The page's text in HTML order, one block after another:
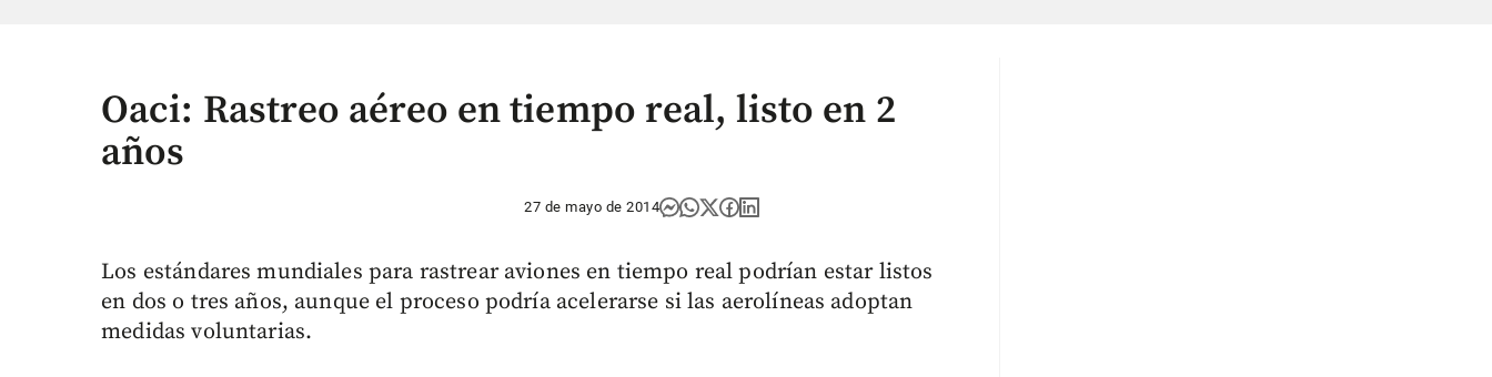
Oaci: Rastreo aéreo en tiempo real, listo en 2
años
27 de mayo de 2014
Los estándares mundiales para rastrear aviones en tiempo real podrían estar listos
en dos o tres años, aunque el proceso podría acelerarse si las aerolíneas adoptan
medidas voluntarias.